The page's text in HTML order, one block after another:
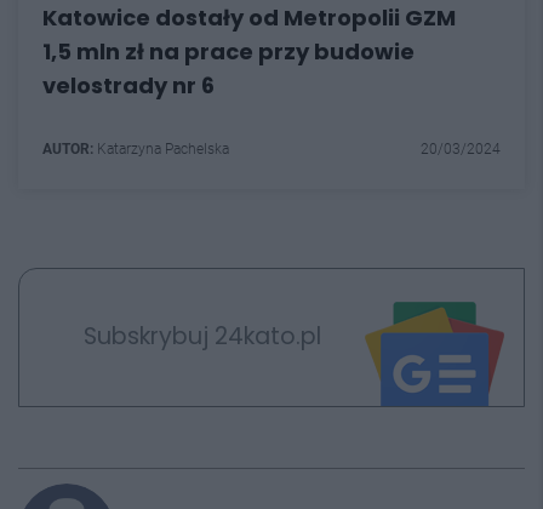
Katowice dostały od Metropolii GZM
1,5 mln zł na prace przy budowie
velostrady nr 6
AUTOR: Katarzyna Pachelska 20/03/2024
Subskrybuj 24kato.pl